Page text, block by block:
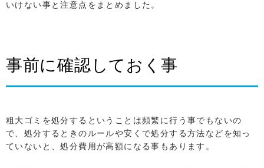
いけない事と注意点をまとめました。
事前に確認しておく事
粗大ゴミを処分するということは頻繁に行う事でもないの
で、処分するときのルールや安くで処分する方法などを知っ
ていないと、処分費用が高額になる事もあります。